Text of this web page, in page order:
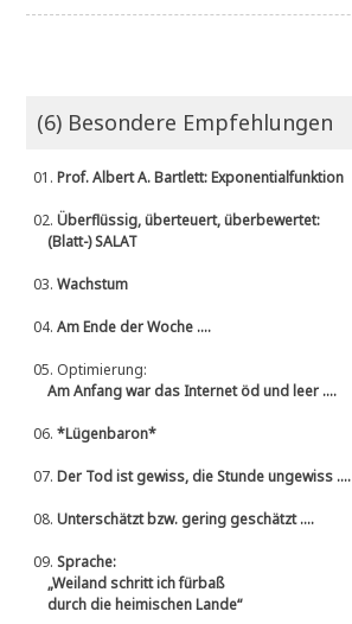
(6) Besondere Empfehlungen
01.Prof. Albert A. Bartlett: Exponentialfunktion
02.Überflüssig, überteuert, überbewertet:
(Blatt-) SALAT
03.Wachstum
04.Am Ende der Woche ....
05. Optimierung:
Am Anfang war das Internet öd und leer ....
06.*Lügenbaron*
07.Der Tod ist gewiss, die Stunde ungewiss ....
08.Unterschätzt bzw. gering geschätzt ....
09.Sprache:
„Weiland schritt ich fürbaß
durch die heimischen Lande“